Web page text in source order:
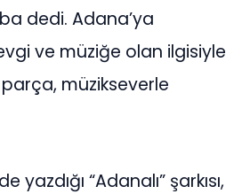
dedi. Adana’ya
ve müziğe olan ilgisiyle
müzikseverle
“Adanalı” şarkısı,